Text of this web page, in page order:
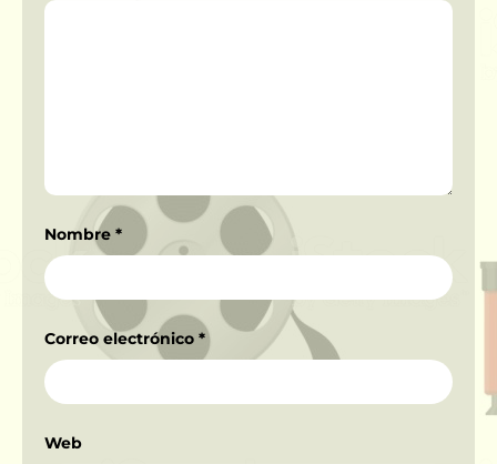
Nombre *
Correo electrónico *
Web